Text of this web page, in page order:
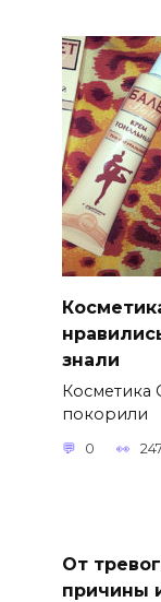
знали
Косметика
покорили
0
От
причины